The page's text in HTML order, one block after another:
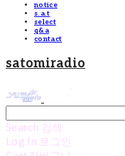
notice
s.a.t
select
q&a
contact
satomiradio
Search 검색
Log In 로그인